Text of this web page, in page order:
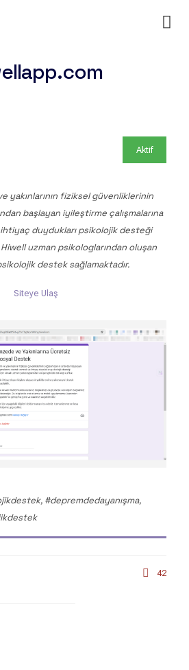
Aktif
yakınlarının fiziksel güvenliklerinin
başlayan iyileştirme çalışmalarına
duydukları psikolojik desteği
uzman psikologlarından oluşan
destek sağlamaktadır.
Siteye Ulaş
#depremdedayanışma,
42